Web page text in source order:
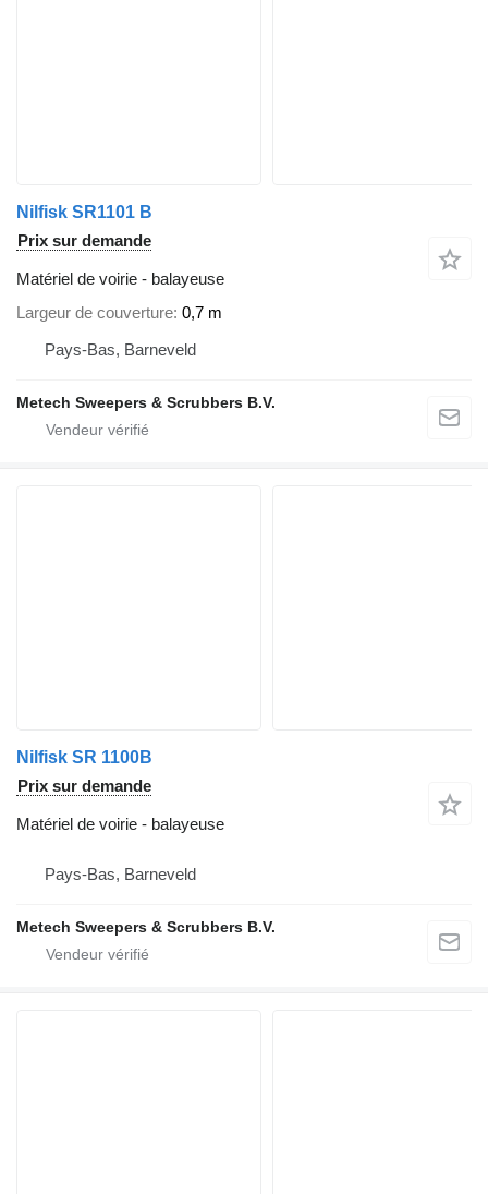
Nilfisk SR1101 B
Prix sur demande
Matériel de voirie - balayeuse
Largeur de couverture 0,7 m
Pays-Bas, Barneveld
Metech Sweepers & Scrubbers B.V.
Nilfisk SR 1100B
Prix sur demande
Matériel de voirie - balayeuse
Pays-Bas, Barneveld
Metech Sweepers & Scrubbers B.V.